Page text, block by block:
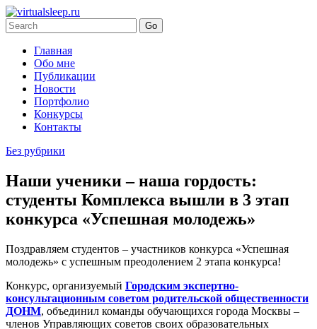
Главная
Обо мне
Публикации
Новости
Портфолио
Конкурсы
Контакты
Без рубрики
Наши ученики – наша гордость:
студенты Комплекса вышли в 3 этап
конкурса «Успешная молодежь»
Поздравляем студентов – участников конкурса «Успешная
молодежь» с успешным преодолением 2 этапа конкурса!
Конкурс, организуемый Городским экспертно-
консультационным советом родительской общественности
ДОНМ, объединил команды обучающихся города Москвы –
членов Управляющих советов своих образовательных